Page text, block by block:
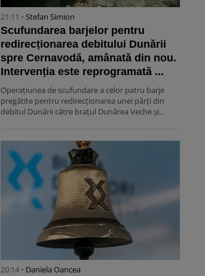
21:11 • Stefan Simion
Scufundarea barjelor pentru
redirecționarea debitului Dunării
spre Cernavodă, amânată din nou.
Intervenția este reprogramată ...
Operațiunea de scufundare a celor patru barje
pregătite pentru redirecționarea unei părți din
debitul Dunării către brațul Dunărea Veche și…
20:14 • Daniela Oancea